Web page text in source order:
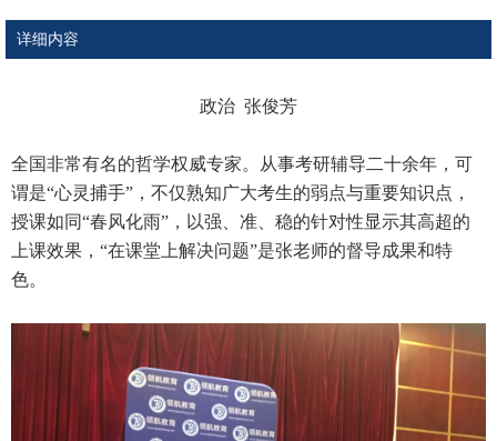
详细内容
政治 张俊芳
全国非常有名的哲学权威专家。从事考研辅导二十余年，可
谓是“心灵捕手”，不仅熟知广大考生的弱点与重要知识点，
授课如同“春风化雨”，以强、准、稳的针对性显示其高超的
上课效果，“在课堂上解决问题”是张老师的督导成果和特
色。